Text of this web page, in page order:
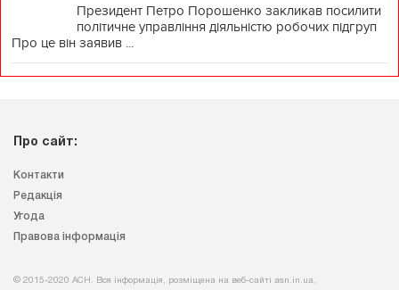
Президент Петро Порошенко закликав посилити
політичне управління діяльністю робочих підгруп
Про це він заявив ...
Про сайт:
Контакти
Редакція
Угода
Правова інформація
© 2015-2020 АСН. Вся інформація, розміщена на веб-сайті asn.in.ua,